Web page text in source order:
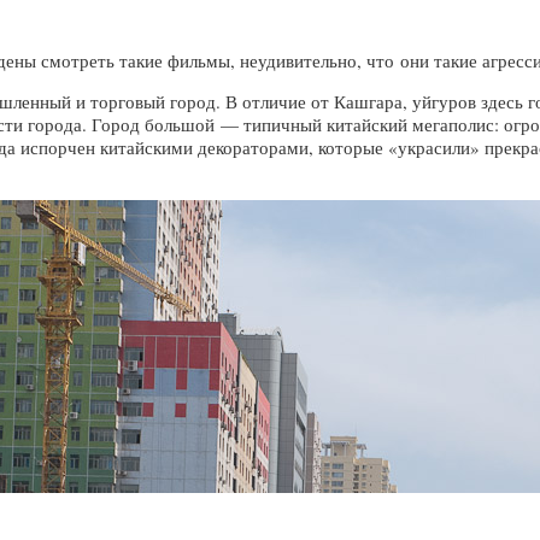
смотреть такие фильмы, неудивительно, что они такие
и торговый город. В отличие от Кашгара, уйгуров здесь
города. Город большой — типичный китайский мегаполис:
испорчен китайскими декораторами, которые «украсили»